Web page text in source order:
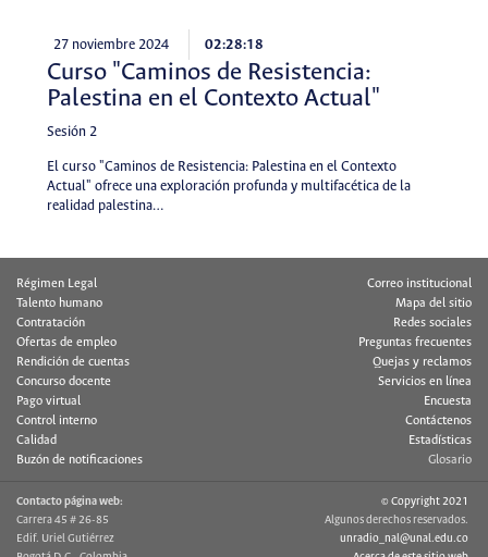
27 noviembre 2024 02:28:18
Curso "Caminos de Resistencia:
Palestina en el Contexto Actual"
Sesión 2
El curso "Caminos de Resistencia: Palestina en el Contexto
Actual" ofrece una exploración profunda y multifacética de la
realidad palestina…
Régimen Legal
Talento humano
Contratación
Ofertas de empleo
Rendición de cuentas
Concurso docente
Pago virtual
Control interno
Calidad
Buzón de notificaciones
Correo institucional
Mapa del sitio
Redes sociales
Preguntas frecuentes
Quejas y reclamos
Servicios en línea
Encuesta
Contáctenos
Estadísticas
Glosario
Contacto página web:
Carrera 45 # 26-85
Edif. Uriel Gutiérrez
© Copyright 2021
Algunos derechos reservados.
unradio_nal@unal.edu.co